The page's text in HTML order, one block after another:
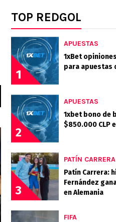
TOP REDGOL
1
APUESTAS
1xBet
para apuestas
2
APUESTAS
1xbet bono de
$850.000 CLP
3
PATÍN CARRERA
Patín Carrera:
Fernández
en Alemania
FIFA